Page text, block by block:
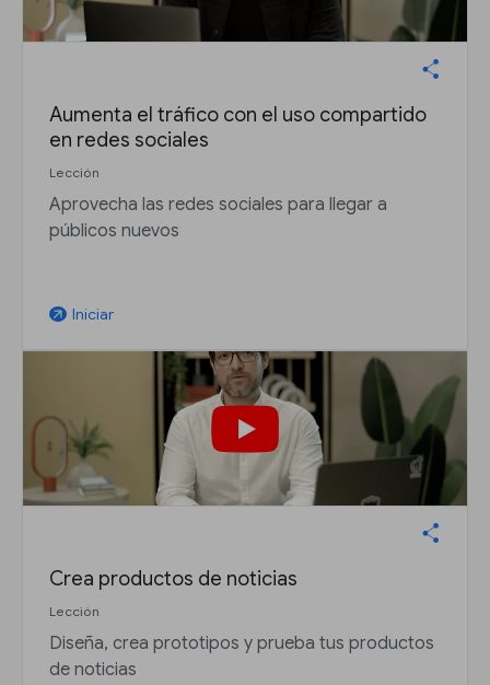
Aumenta el tráfico con el uso compartido
en redes sociales
Lección
Aprovecha las redes sociales para llegar a
públicos nuevos
arrow_outward Iniciar
Crea productos de noticias
Lección
Diseña, crea prototipos y prueba tus productos
de noticias